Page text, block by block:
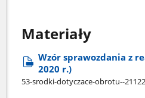
Materiały
Wzór sprawozdania z
2020 r.)
53-srodki-dotyczace-obrotu--